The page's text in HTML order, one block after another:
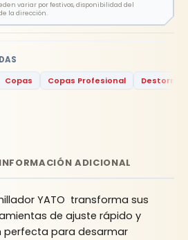
Copas Copas Profesional
variar por festivos, disponibilidad del
la dirección.
INFORMACIÓN ADICIONAL
YATO transforma sus
de ajuste rápido y
perfecta para desarmar